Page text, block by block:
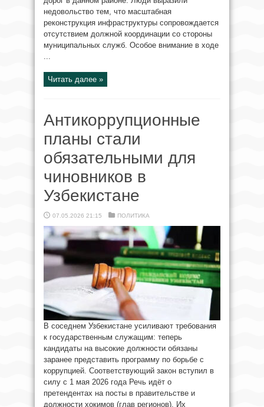
недовольство тем, что масштабная
реконструкция инфраструктуры сопровождается
отсутствием должной координации со стороны
муниципальных служб. Особое внимание в ходе
...
Читать далее »
Антикоррупционные
планы стали
обязательными для
чиновников в
Узбекистане
07.05.2026 21:15 ПОЛИТИКА
В соседнем Узбекистане усиливают требования
к государственным служащим: теперь
кандидаты на высокие должности обязаны
заранее представить программу по борьбе с
коррупцией. Соответствующий закон вступил в
силу с 1 мая 2026 года Речь идёт о
претендентах на посты в правительстве и
должности хокимов (глав регионов). Их